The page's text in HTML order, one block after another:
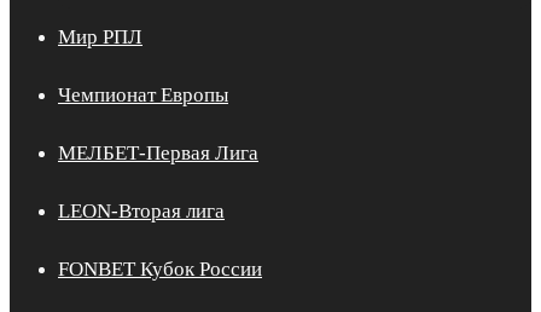
Мир РПЛ
Чемпионат Европы
МЕЛБЕТ-Первая Лига
LEON-Вторая лига
FONBET Кубок России